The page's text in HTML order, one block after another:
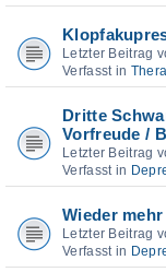
Letzter Beitrag
Verfasst in
Dritte
Vorfreude /
Letzter Beitrag
Verfasst in
Wieder
Letzter Beitrag
Verfasst in